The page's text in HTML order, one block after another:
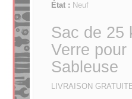
État : Neuf
Sac de 25
Verre pour
Sableuse
LIVRAISON